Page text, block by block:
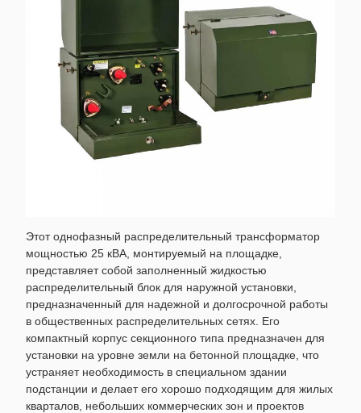
Этот однофазный распределительный трансформатор
мощностью 25 кВА, монтируемый на площадке,
представляет собой заполненный жидкостью
распределительный блок для наружной установки,
предназначенный для надежной и долгосрочной работы
в общественных распределительных сетях. Его
компактный корпус секционного типа предназначен для
установки на уровне земли на бетонной площадке, что
устраняет необходимость в специальном здании
подстанции и делает его хорошо подходящим для жилых
кварталов, небольших коммерческих зон и проектов